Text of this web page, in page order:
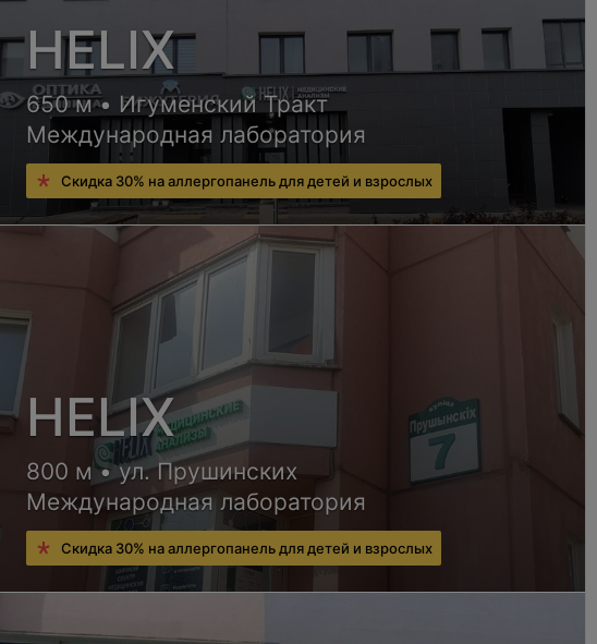
HELIX
650 м • Игуменский Тракт
Международная лаборатория
Скидка 30% на аллергопанель для детей и взрослых
HELIX
800 м • ул. Прушинских
Международная лаборатория
Скидка 30% на аллергопанель для детей и взрослых